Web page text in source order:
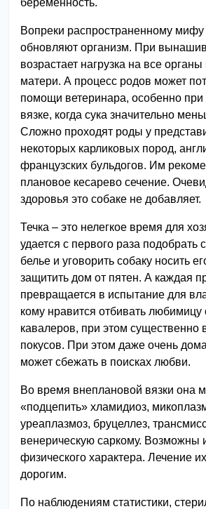
Вопреки распространенному
обновляют организм. При
возрастает нагрузка на все
матери. А процесс родов может
помощи ветеринара, особенно
вязке, когда сука значительно
Сложно проходят роды у
некоторых карликовых пород,
французских бульдогов. Им
плановое кесарево сечение.
здоровья это собаке не добавляет.
Течка – это нелегкое время для
удается с первого раза подобрать
белье и уговорить собаку носить
защитить дом от пятен. А каждая
превращается в испытание для
кому нравится отбивать любимицу
кавалеров, при этом существенно
покусов. При этом даже очень
может сбежать в поисках любви.
Во время внеплановой вязки она
«подцепить» хламидиоз,
уреаплазмоз, бруцеллез,
венерическую саркому. Возможны
физического характера. Лечение
дорогим.
По наблюдениям статистики,